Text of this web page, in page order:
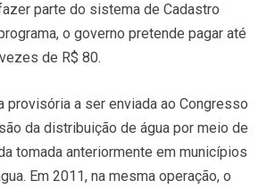
parte do sistema de Cadastro
o governo pretende pagar até
de R$ 80.
provisória a ser enviada ao Congresso
da distribuição de água por meio de
tomada anteriormente em municípios
Em 2011, na mesma operação, o